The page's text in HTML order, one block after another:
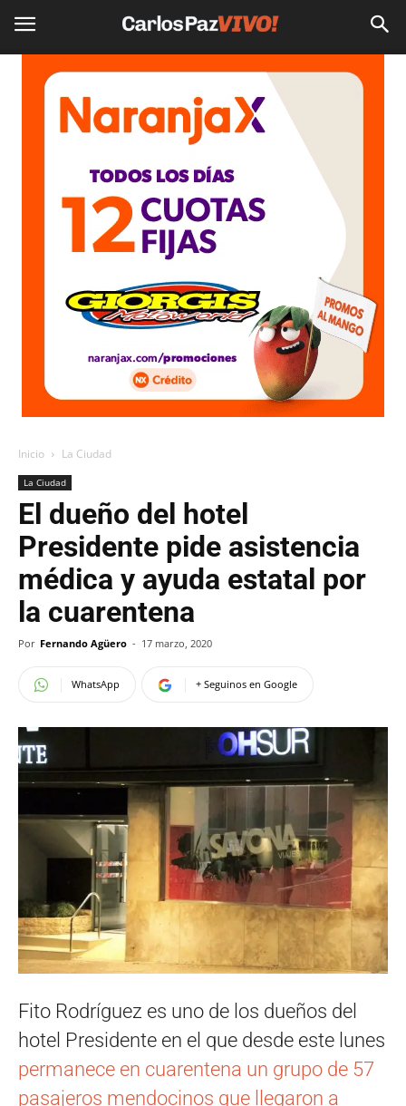
Inicio La Ciudad
La Ciudad
El dueño del hotel
Presidente pide asistencia
médica y ayuda estatal por
la cuarentena
Por Fernando Agüero - 17 marzo, 2020
WhatsApp + Seguinos en Google
Fito Rodríguez es uno de los dueños del
hotel Presidente en el que desde este lunes
permanece en cuarentena un grupo de 57
pasajeros mendocinos que llegaron a